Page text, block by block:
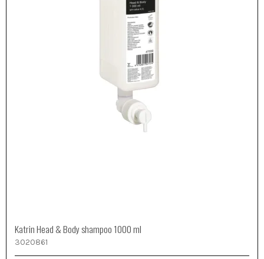
Katrin Head & Body shampoo 1000 ml
3020861